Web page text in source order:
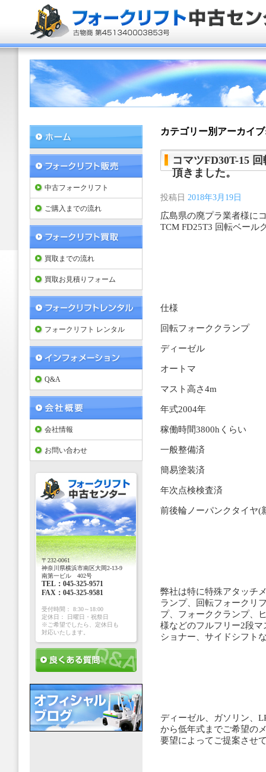
中古フォークリフト
ご購入までの流れ
買取までの流れ
買取お見積りフォーム
フォークリフト レンタル
Q&A
会社情報
お問い合わせ
〒232-0061
神奈川県横浜市南区大岡2-13-9
南第一ビル 402号
TEL：045-325-9571
FAX：045-325-9581
受付時間： 8:30～18:00
定休日： 日曜日・祝祭日
※ご希望でしたら、定休日も
対応いたします。
カテゴリー別アーカイ
コマツFD30T-15
頂きました。
投稿日 2018年3月19日
広島県の廃プラ業者様に
TCM FD25T3 回転ベール
仕様
回転フォーククランプ
ディーゼル
オートマ
マスト高さ4m
年式2004年
稼働時間3800hくらい
一般整備済
簡易塗装済
年次点検検査済
前後輪ノーパンクタイヤ(
弊社は特に特殊アタッチ
ランプ、回転フォークリ
プ、フォーククランプ、
様などのフルフリー2段
ショナー、サイドシフト
ディーゼル、ガソリン、
から低年式までご希望の
要望によってご提案させ